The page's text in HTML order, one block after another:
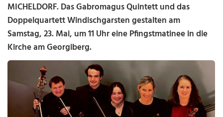
MICHELDORF. Das Gabromagus Quintett und das
Doppelquartett Windischgarsten gestalten am
Samstag, 23. Mai, um 11 Uhr eine Pfingstmatinee in die
Kirche am Georgiberg.